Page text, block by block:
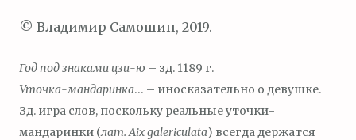
© Владимир Самошин, 2019.
Год под знаками цзи-ю – зд. 1189 г.
Уточка-мандаринка… – иносказательно о девушке.
Зд. игра слов, поскольку реальные уточки-
мандаринки (лат. Aix galericulata) всегда держатся